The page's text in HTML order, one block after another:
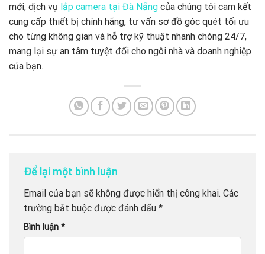
mới, dịch vụ lắp camera tại Đà Nẵng của chúng tôi cam kết
cung cấp thiết bị chính hãng, tư vấn sơ đồ góc quét tối ưu
cho từng không gian và hỗ trợ kỹ thuật nhanh chóng 24/7,
mang lại sự an tâm tuyệt đối cho ngôi nhà và doanh nghiệp
của bạn.
Để lại một bình luận
Email của bạn sẽ không được hiển thị công khai. Các
trường bắt buộc được đánh dấu *
Bình luận *